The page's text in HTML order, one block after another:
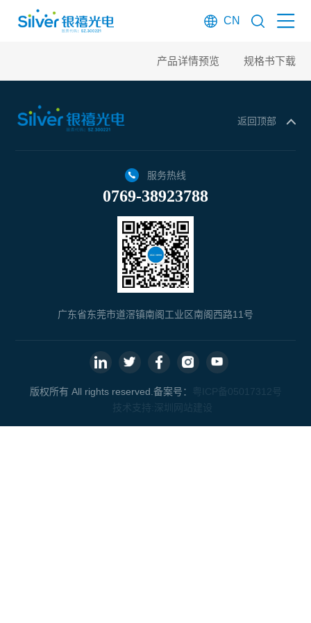
CN
产品详情预览 规格书下载
返回顶部
服务热线
0769-38923788
广东省东莞市道滘镇南阁工业区南阁西路11号
版权所有 All rights reserved.备案号：
粤ICP备05017312号
技术支持:
深圳网站建设